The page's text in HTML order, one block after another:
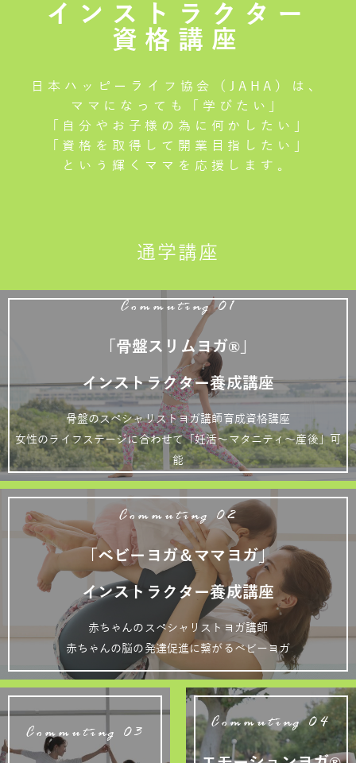
インストラクター
資格講座
日本ハッピーライフ協会（JAHA）は、
ママになっても「学びたい」
「自分やお子様の為に何かしたい」
「資格を取得して開業目指したい」
という輝くママを応援します。
通学講座
Commuting 01
「骨盤スリムヨガ®」
インストラクター養成講座
骨盤のスペシャリストヨガ講師育成資格講座
女性のライフステージに合わせて「妊活～マタニティ～産後」可
能
Commuting 02
「ベビーヨガ＆ママヨガ」
インストラクター養成講座
赤ちゃんのスペシャリストヨガ講師
赤ちゃんの脳の発達促進に繋がるベビーヨガ
Commuting 03
Commuting 04